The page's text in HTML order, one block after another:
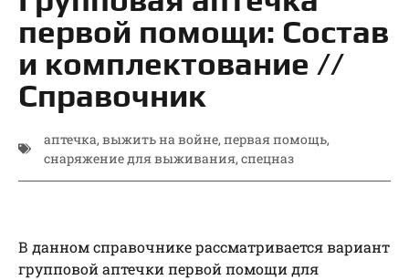
первой помощи: Состав
и комплектование //
Справочник
аптечка, выжить на войне, первая помощь,
снаряжение для выживания, спецназ
В данном справочнике рассматривается вариант
групповой аптечки первой помощи для